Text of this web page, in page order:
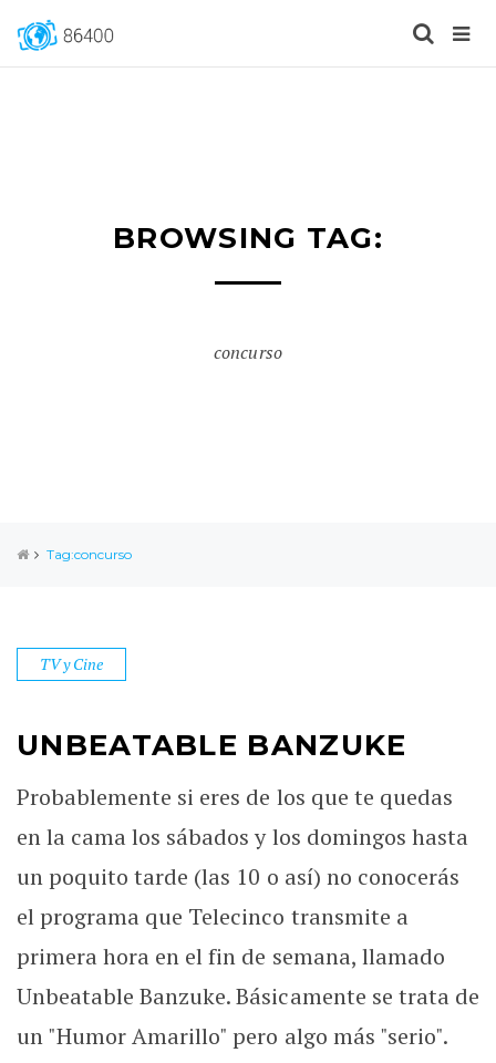
BROWSING TAG:
concurso
Tag:concurso
TV y Cine
UNBEATABLE BANZUKE
Probablemente si eres de los que te quedas
en la cama los sábados y los domingos hasta
un poquito tarde (las 10 o así) no conocerás
el programa que Telecinco transmite a
primera hora en el fin de semana, llamado
Unbeatable Banzuke. Básicamente se trata de
un "Humor Amarillo" pero algo más "serio".